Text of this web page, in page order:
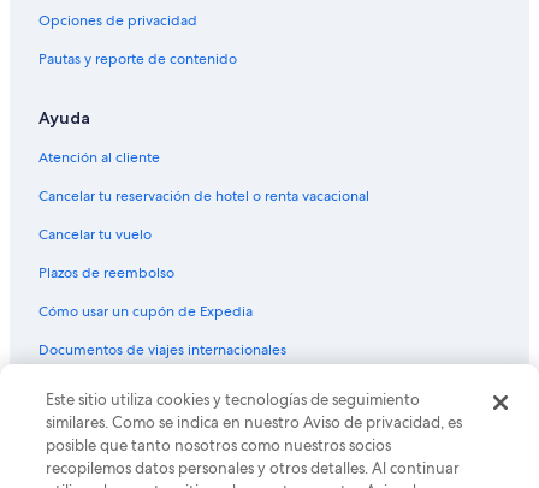
Hoteles cerca de Ruta costera Tony Knowles
Hoteles de ski en Rogers Park
Hoteles baratos en Rogers Park
Hoteles cerca de Anchorage Football Stadium
Hoteles cerca de David Green Park
Hoteles cerca de Parque Arctic Benson
Hoteles cerca de Wells Fargo History Museum
Hoteles cerca de Wells Fargo Alaska Heritage Library and Museum
Hoteles cerca de Oscar Anderson House Museum
Opciones de privacidad
Pautas y reporte de contenido
Ayuda
Atención al cliente
Cancelar tu reservación de hotel o renta vacacional
Cancelar tu vuelo
Plazos de reembolso
Cómo usar un cupón de Expedia
Documentos de viajes internacionales
© 2026 Expedia, Inc., una empresa de Expedia Group. Todos los
derechos reservados. Expedia y el logo de Expedia son marcas
registradas o marcas comerciales de Expedia, Inc. CST# 2029030-50.
Este sitio utiliza cookies y tecnologías de seguimiento
similares. Como se indica en nuestro Aviso de privacidad, es
posible que tanto nosotros como nuestros socios
recopilemos datos personales y otros detalles. Al continuar